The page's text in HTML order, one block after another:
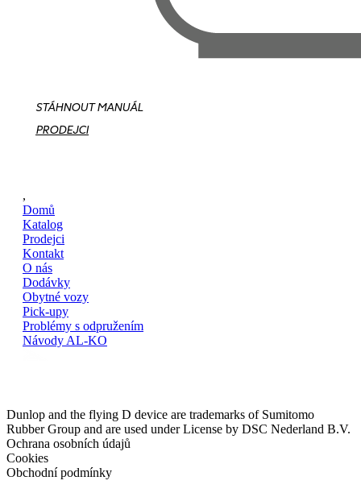
STÁHNOUT MANUÁL
PRODEJCI
,
Domů
Katalog
Prodejci
Kontakt
O nás
Dodávky
Obytné vozy
Pick-upy
Problémy s odpružením
Návody AL-KO
Dunlop and the flying D device are trademarks of Sumitomo
Rubber Group and are used under License by DSC Nederland B.V.
Ochrana osobních údajů
Cookies
Obchodní podmínky